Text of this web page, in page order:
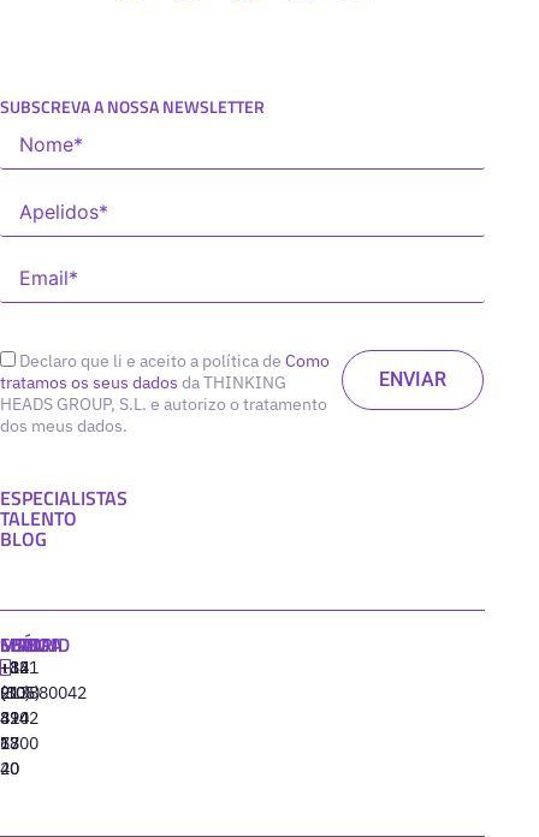
SUBSCREVA A NOSSA NEWSLETTER
Declaro que li e aceito a política de Como
tratamos os seus dados da THINKING
HEADS GROUP, S.L. e autorizo o tratamento
dos meus dados.
ESPECIALISTAS
TALENTO
BLOG
MADRID
+34
91
310
77
40
MIAMI
+1
(305)
424
13
20
SEÚL
+82
(10)
8942
6800
LISBOA
‪+351
213880042